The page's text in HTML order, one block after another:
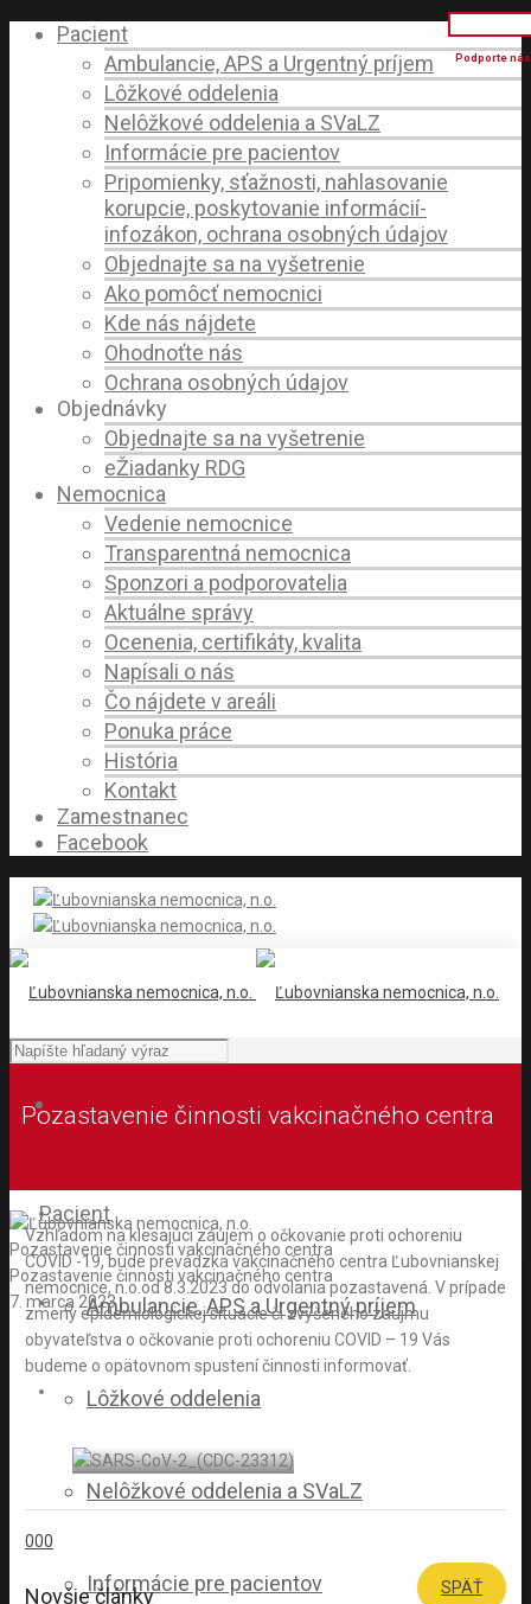
Pacient
Ambulancie, APS a Urgentný príjem
Lôžkové oddelenia
Nelôžkové oddelenia a SVaLZ
Informácie pre pacientov
Pripomienky, sťažnosti, nahlasovanie
korupcie, poskytovanie informácií-
infozákon, ochrana osobných údajov
Objednajte sa na vyšetrenie
Ako pomôcť nemocnici
Kde nás nájdete
Ohodnoťte nás
Ochrana osobných údajov
Objednávky
Objednajte sa na vyšetrenie
eŽiadanky RDG
Nemocnica
Vedenie nemocnice
Transparentná nemocnica
Sponzori a podporovatelia
Aktuálne správy
Ocenenia, certifikáty, kvalita
Napísali o nás
Čo nájdete v areáli
Ponuka práce
História
Kontakt
Zamestnanec
Facebook
Pacient
Ambulancie, APS a Urgentný príjem
Lôžkové oddelenia
Nelôžkové oddelenia a SVaLZ
Informácie pre pacientov
Pozastavenie činnosti vakcinačného centra
Pozastavenie činnosti vakcinačného centra
Pozastavenie činnosti vakcinačného centra
7. marca 2023
Vzhľadom na klesajúci záujem o očkovanie proti ochoreniu
COVID -19, bude prevádzka vakcinačného centra Ľubovnianskej
nemocnice, n.o.od 8.3.2023 do odvolania pozastavená. V prípade
zmeny epidemiologickej situácie či zvýšeného záujmu
obyvateľstva o očkovanie proti ochoreniu COVID – 19 Vás
budeme o opätovnom spustení činnosti informovať.
000
Novšie články SPÄŤ